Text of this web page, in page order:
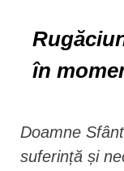
în
Doamne
suferință și